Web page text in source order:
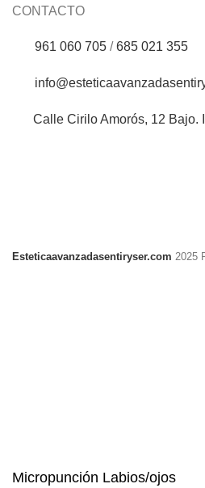
CONTACTO
961 060 705 /685 021 355
Calle Cirilo Amorós, 12 Bajo.
Esteticaavanzadasentiryser.com 2025
Micropunción Labios/ojos